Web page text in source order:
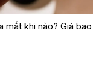
mắt khi nào? Giá bao